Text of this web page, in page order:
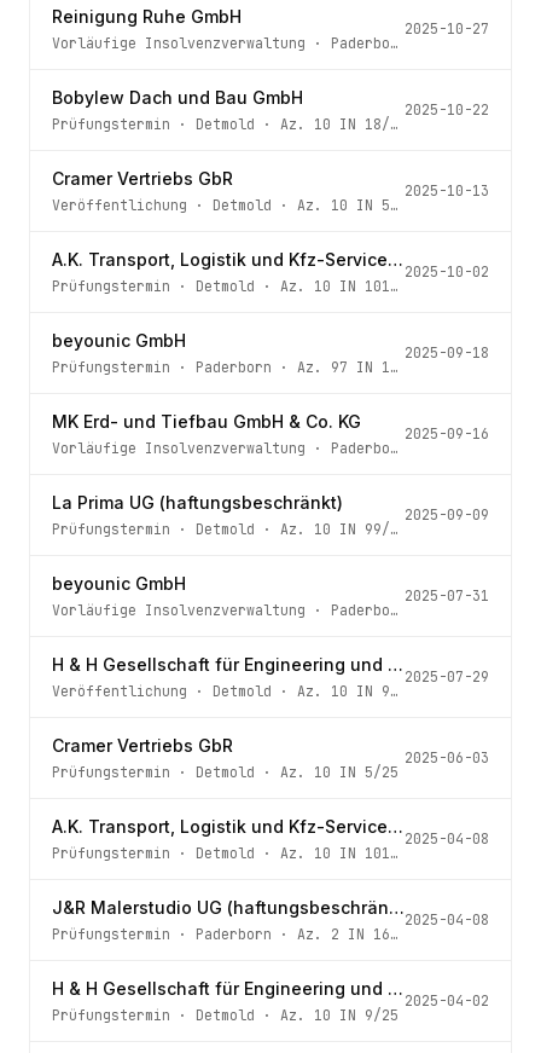
Reinigung Ruhe GmbH
Vorläufige Insolvenzverwaltung · Paderborn
2025-10-27
Bobylew Dach und Bau GmbH
Prüfungstermin · Detmold · Az. 10 IN 18/23
2025-10-22
Cramer Vertriebs GbR
Veröffentlichung · Detmold · Az. 10 IN 5/25
2025-10-13
A.K. Transport, Logistik und Kfz-Service UG (haftungsbeschränkt)
Prüfungstermin · Detmold · Az. 10 IN 101/23
2025-10-02
beyounic GmbH
Prüfungstermin · Paderborn · Az. 97 IN 126/25
2025-09-18
MK Erd- und Tiefbau GmbH & Co. KG
Vorläufige Insolvenzverwaltung · Paderborn
2025-09-16
La Prima UG (haftungsbeschränkt)
Prüfungstermin · Detmold · Az. 10 IN 99/25
2025-09-09
beyounic GmbH
Vorläufige Insolvenzverwaltung · Paderborn
2025-07-31
H & H Gesellschaft für Engineering und Prototypenbau mbH
Veröffentlichung · Detmold · Az. 10 IN 9/25
2025-07-29
Cramer Vertriebs GbR
Prüfungstermin · Detmold · Az. 10 IN 5/25
2025-06-03
A.K. Transport, Logistik und Kfz-Service UG (haftungsbeschränkt)
Prüfungstermin · Detmold · Az. 10 IN 101/23
2025-04-08
J&R Malerstudio UG (haftungsbeschränkt)
Prüfungstermin · Paderborn · Az. 2 IN 16/25
2025-04-08
H & H Gesellschaft für Engineering und Prototypenbau mbH
Prüfungstermin · Detmold · Az. 10 IN 9/25
2025-04-02